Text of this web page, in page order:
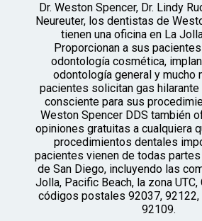
Dr. Weston Spencer, Dr. Lindy
Neureuter, los dentistas de
tienen una oficina en La
Proporcionan a sus
odontología cosmética,
odontología general y mucho
pacientes solicitan gas hilarante
consciente para sus
Weston Spencer DDS también
opiniones gratuitas a cualquiera
procedimientos dentales
pacientes vienen de todas
de San Diego, incluyendo las
Jolla, Pacific Beach, la zona
códigos postales 92037,
92109.